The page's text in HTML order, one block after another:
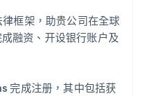
框架，助贵公司在全球
融资、开设银行账户及
完成注册，其中包括获